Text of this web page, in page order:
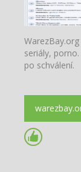
seriály,
po schválení.